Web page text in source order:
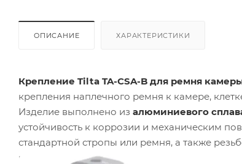
ОПИСАНИЕ ХАРАКТЕРИСТИКИ
Крепление Tilta TA-CSA-B для ремня
крепления наплечного ремня к камере,
Изделие выполнено из алюминиевого
устойчивость к коррозии и механическим
стандартной стропы или ремня, а также
крепления составляет